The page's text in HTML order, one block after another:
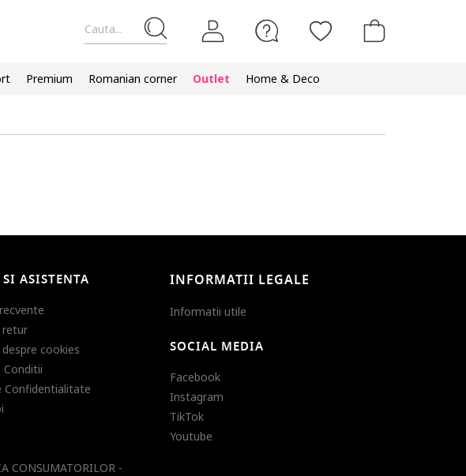
Cauta...
Premium Romanian corner Outlet Home & Deco
ASISTENTA
cookies
Conditii
Confidentialitate
CONSUMATORILOR -
INFORMATII LEGALE
Informatii utile
SOCIAL MEDIA
Facebook
Instagram
TikTok
Youtube